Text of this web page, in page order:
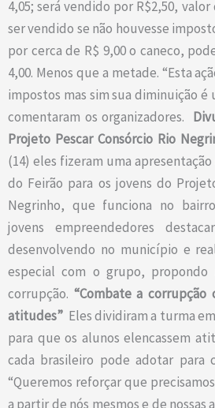
4,05; será vendido por R$2,50,
ser vendido se não houvesse
por cerca de R$ 9,00 o caneco,
4,00. Menos que a metade. “Esta
impostos mas sim sua diminuição é
comentaram os organizadores.
Projeto Pescar Consórcio Rio
(14) eles fizeram uma
do Feirão para os jovens do
Negrinho, que funciona no
jovens empreendedores
desenvolvendo no município e
especial com o grupo, propondo
corrupção. “Combate a corrupção
atitudes” Eles dividiram a turma
para que os alunos elencassem
cada brasileiro pode adotar para
“Queremos reforçar que
a partir de nós mesmos e de nossas